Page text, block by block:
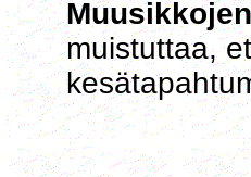
muistuttaa,